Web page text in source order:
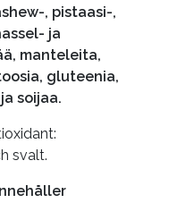
, pistaasi-,
ja
manteleita,
gluteenia,
soijaa.
svalt.